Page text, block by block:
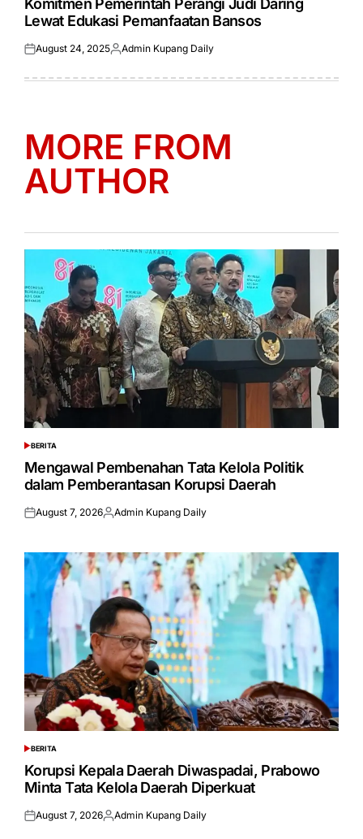
Komitmen Pemerintah Perangi Judi Daring
Lewat Edukasi Pemanfaatan Bansos
Posted
August 24, 2025Posted
Admin Kupang Daily
MORE FROM
AUTHOR
POSTED
IN
BERITA
Mengawal Pembenahan Tata Kelola Politik
dalam Pemberantasan Korupsi Daerah
Posted
August 7, 2026Posted
Admin Kupang Daily
POSTED
IN
BERITA
Korupsi Kepala Daerah Diwaspadai, Prabowo
Minta Tata Kelola Daerah Diperkuat
Posted
August 7, 2026Posted
Admin Kupang Daily